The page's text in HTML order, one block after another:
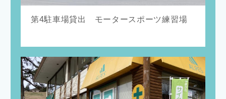
第4駐車場貸出 モータースポーツ練習場